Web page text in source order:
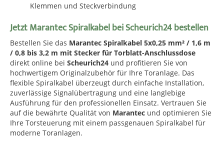
Klemmen und Steckverbindung
Jetzt Marantec Spiralkabel bei Scheurich24 bestellen
Bestellen Sie das Marantec Spiralkabel 5x0,25 mm² / 1,6 m
/ 0,8 bis 3,2 m mit Stecker für Torblatt-Anschlussdose
direkt online bei Scheurich24 und profitieren Sie von
hochwertigem Originalzubehör für Ihre Toranlage. Das
flexible Spiralkabel überzeugt durch einfache Installation,
zuverlässige Signalübertragung und eine langlebige
Ausführung für den professionellen Einsatz. Vertrauen Sie
auf die bewährte Qualität von Marantec und optimieren Sie
Ihre Torsteuerung mit einem passgenauen Spiralkabel für
moderne Toranlagen.